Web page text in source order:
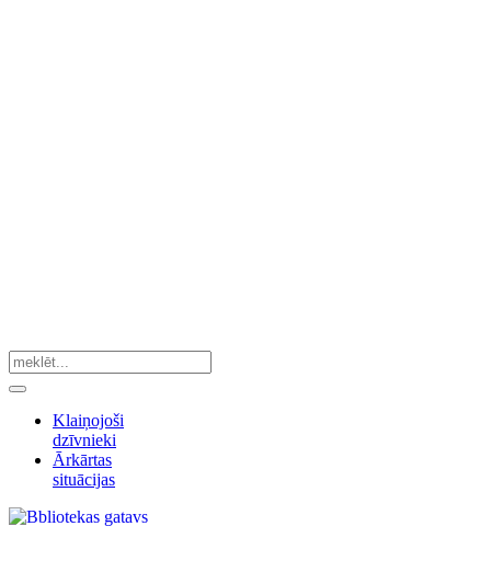
Klaiņojoši
dzīvnieki
Ārkārtas
situācijas